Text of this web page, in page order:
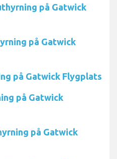
på Gatwick
på Gatwick
på Gatwick Flygplats
på Gatwick
på Gatwick